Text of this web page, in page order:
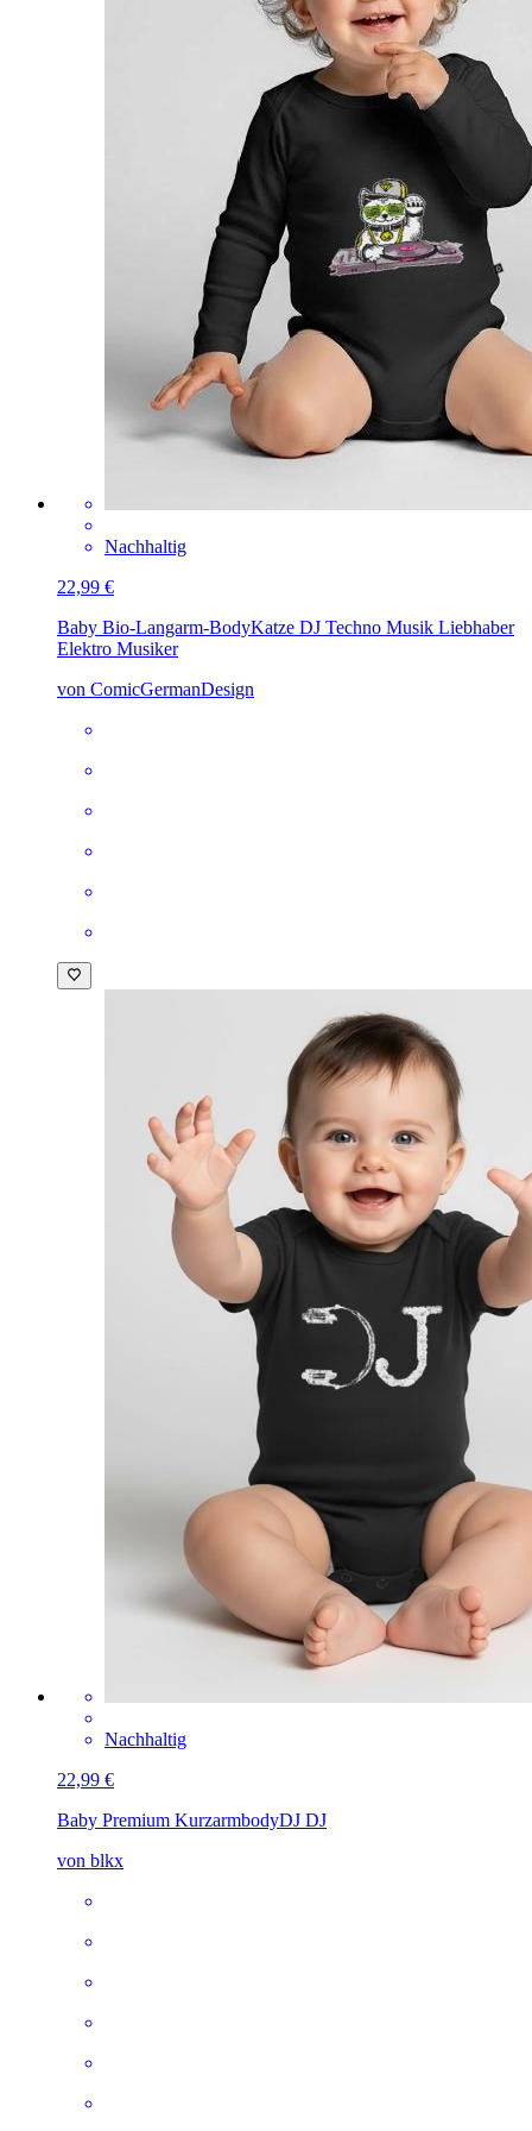
Nachhaltig
22,99 €
Baby Bio-Langarm-BodyKatze DJ Techno Musik Liebhaber
Elektro Musiker
von ComicGermanDesign
Nachhaltig
22,99 €
Baby Premium KurzarmbodyDJ DJ
von blkx